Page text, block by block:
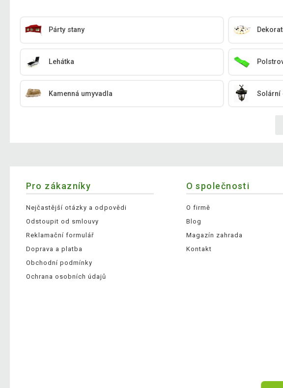
Párty stany
Lehátka
Kamenná umyvadla Solární
Pro zákazníky
Nejčastější otázky a odpovědi
Odstoupit od smlouvy
Reklamační formulář
Doprava a platba
Obchodní podmínky
Ochrana osobních údajů
O společnosti
O firmě
Blog
Magazín zahrada
Kontakt